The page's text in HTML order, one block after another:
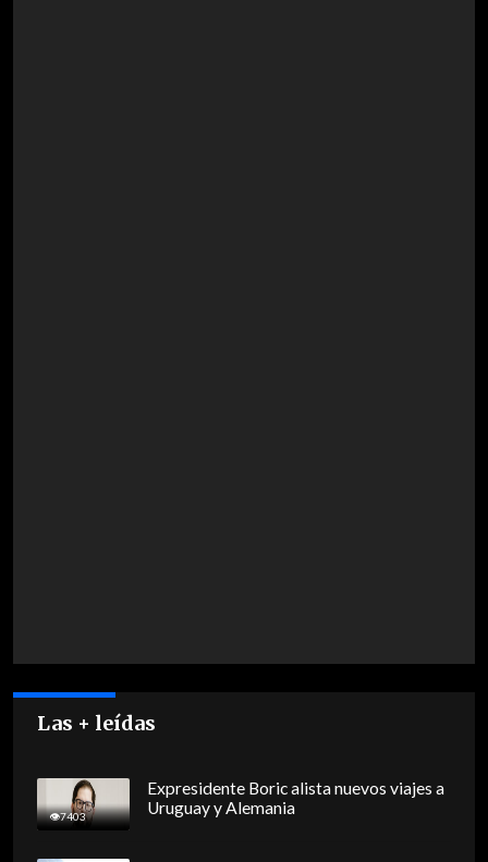
Las + leídas
7403
Expresidente Boric alista nuevos viajes a
Uruguay y Alemania